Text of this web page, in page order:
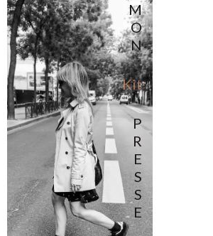
M
O
N
Kit
P
R
E
S
S
E